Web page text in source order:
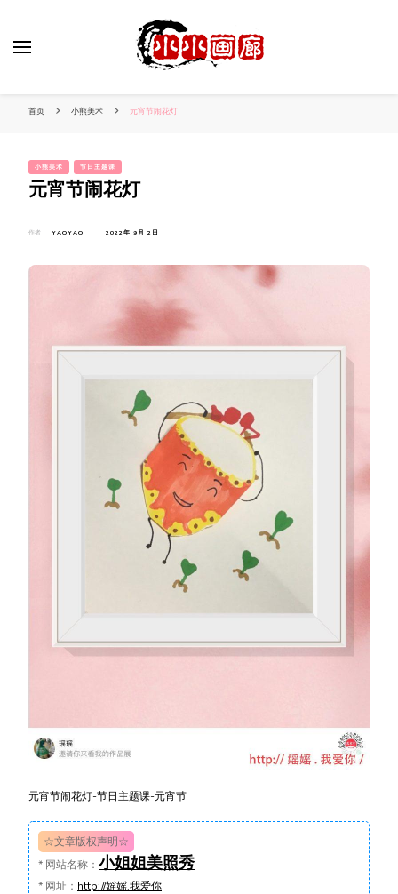
首页 小熊美术 元宵节闹花灯
小熊美术 节日主题课
元宵节闹花灯
作者： YAOYAO 2022年 9月 2日
元宵节闹花灯-节日主题课-元宵节
☆文章版权声明☆
* 网站名称： 小姐姐美照秀
* 网址： http://媱媱.我爱你